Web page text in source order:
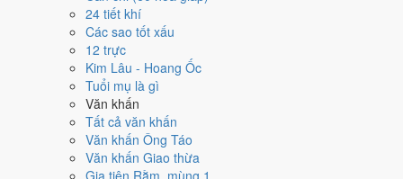
24 tiết khí
Các sao tốt xấu
12 trực
Kim Lâu - Hoang Ốc
Tuổi mụ là gì
Văn khấn
Tất cả văn khấn
Văn khấn Ông Táo
Văn khấn Giao thừa
Gia tiên Rằm, mùng 1
Ngày 26/8/2026 tốt hay xấu cho
việc gì?
Ngày 26/8/2026 đạt4.1/10trung bình cho 7 việc chính: cao nhất là
Kết bạn - gặp gỡ (8/10), thấp nhất là
Kiến (ngày khởi sự, mở đầu) và gặp Sao Thiên Lao hắc đạo nên điểm
từng việc chênh nhau như bảng dưới.
Cưới hỏi - đính hôn
Trung bình